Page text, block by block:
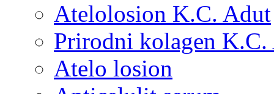
Atelolosion K.C. Adut
Prirodni kolagen K.C.
Atelo losion